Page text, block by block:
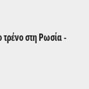
στη Ρωσία -